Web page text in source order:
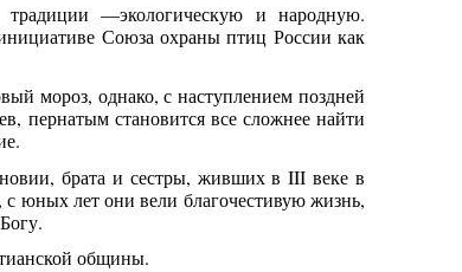
—экологическую и народную.
Союза охраны птиц России как
мороз, однако, с наступлением поздней
пернатым становится все сложнее найти
брата и сестры, живших в III веке в
юных лет они вели благочестивую жизнь,
общины.